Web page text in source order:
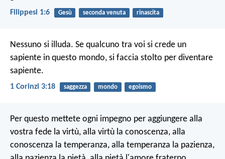
Filippesi 1:6 Gesù seconda venuta rinascita
Nessuno si illuda. Se qualcuno tra voi si crede un
sapiente in questo mondo, si faccia stolto per diventare
sapiente.
1 Corinzi 3:18 saggezza mondo egoismo
Per questo mettete ogni impegno per aggiungere alla
vostra fede la virtù, alla virtù la conoscenza, alla
conoscenza la temperanza, alla temperanza la pazienza,